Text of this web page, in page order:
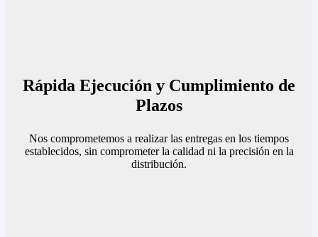
Rápida Ejecución y Cumplimiento de
Plazos
Nos comprometemos a realizar las entregas en los tiempos
establecidos, sin comprometer la calidad ni la precisión en la
distribución.